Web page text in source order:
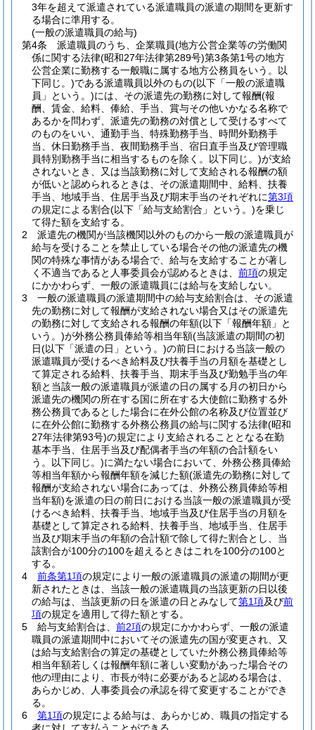
3年を超えて派遣されている派遣職員の派遣の期間を更新す
る場合に準用する。
(一般の派遣職員の給与)
第4条
派遣職員のうち、企業職員(地方公営企業等の労働関
係に関する法律(昭和27年法律第289号)第3条第1号の地方
公営企業に勤務する一般職に属する地方公務員をいう。以
下同じ。)である派遣職員以外のもの(以下「一般の派遣職
員」という。)には、その派遣先の勤務に対して報酬(報
酬、賃金、給料、俸給、手当、賞与その他いかなる名称で
あるかを問わず、派遣先の勤務の対償として受けるすべて
のものをいい、通勤手当、特殊勤務手当、時間外勤務手
当、休日勤務手当、夜間勤務手当、宿日直手当及び管理職
員特別勤務手当に相当するものを除く。以下同じ。)が支給
されないとき、又は当該勤務に対して支給される報酬の額
が低いと認められるときは、その派遣期間中、給料、扶養
手当、地域手当、住居手当及び期末手当のそれぞれに第3項
の規定による割合(以下「給与支給割合」という。)を乗じ
て得た額を支給する。
2
派遣先の機関が当該機関以外のものから一般の派遣職員が
給与を受けることを禁止している場合その他の派遣先の機
関の特殊な事情がある場合で、給与を支給することが著し
く不適当であると人事委員会が認めるときは、 前項の規定
にかかわらず、一般の派遣職員には給与を支給しない。
3
一般の派遣職員の派遣期間中の給与支給割合は、その派遣
先の勤務に対して報酬が支給されない場合又はその派遣先
の勤務に対して支給される報酬の年額(以下「報酬年額」と
いう。)が外務公務員俸給等相当年額(当該派遣の期間の初
日(以下「派遣の日」という。)の前日における当該一般の
派遣職員が受けるべき給料及び扶養手当の月額を基礎とし
て算定される給料、扶養手当、期末手当及び勤勉手当の年
額と当該一般の派遣職員が派遣の日の属する月の初日から
派遣先の機関の所在する国に所在する大使館に勤務する外
務公務員であるとした場合に在外公館の名称及び位置並び
に在外公館に勤務する外務公務員の給与に関する法律(昭和
27年法律第93号)の規定により支給されることとなる在勤
基本手当、住居手当及び配偶者手当の年額の合計額をい
う。以下同じ。)に満たない場合において、外務公務員俸給
等相当年額から報酬年額を減じた額(派遣先の勤務に対して
報酬が支給されない場合にあっては、外務公務員俸給等相
当年額)を派遣の日の前日における当該一般の派遣職員が受
けるべき給料、扶養手当、地域手当及び住居手当の月額を
基礎として算定される給料、扶養手当、地域手当、住居手
当及び期末手当の年額の合計額で除して得た割合とし、当
該割合が100分の100を超えるときはこれを100分の100と
する。
4
前条第1項の規定により一般の派遣職員の派遣の期間が更
新されたときは、当該一般の派遣職員の当該更新の日以後
の給与は、当該更新の日を派遣の日とみなして第1項及び前
項の規定を適用して得た額とする。
5
給与支給割合は、 前2項の規定にかかわらず、一般の派遣
職員の派遣期間中においてその派遣先の国が変更され、又
は給与支給割合の算定の基礎としていた外務公務員俸給等
相当年額若しくは報酬年額に著しい変動があった場合その
他の理由により、市長が特に必要があると認める場合は、
あらかじめ、人事委員会の承認を得て変更することができ
る。
6
第1項の規定による給与は、あらかじめ、職員の指定する
者に対して支払うことができる。